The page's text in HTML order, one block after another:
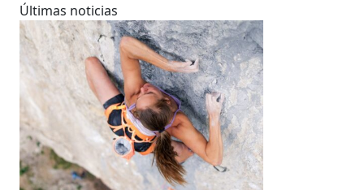
Últimas noticias